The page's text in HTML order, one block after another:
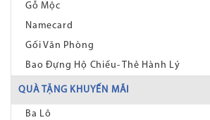
Gỗ Mộc
Namecard
Gối Văn Phòng
Bao Đựng Hộ Chiếu- Thẻ Hành Lý
QUÀ TẶNG KHUYẾN MÃI
Ba Lô